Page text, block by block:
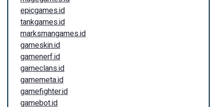
epicgames.id
tankgames.id
marksmangames.id
gameskin.id
gamenerf.id
gameclans.id
gamemeta.id
gamefighter.id
gamebot.id